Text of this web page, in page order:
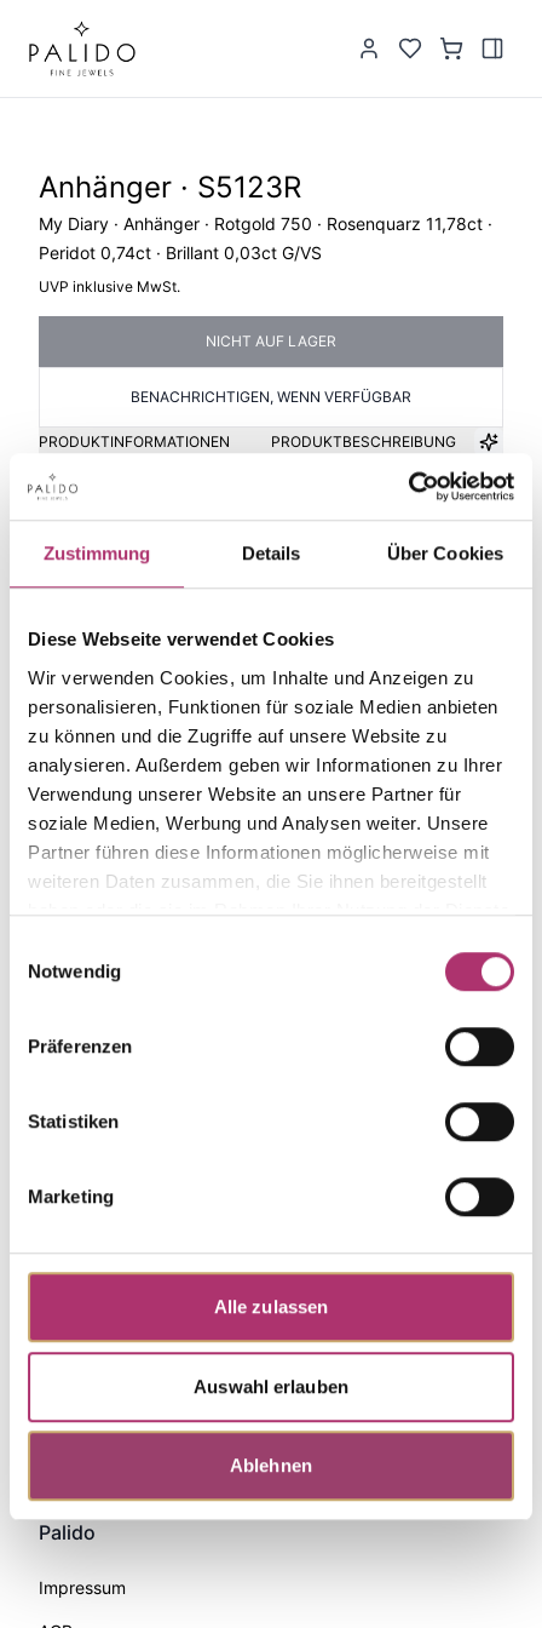
Zustimmung Details Über Cookies
Diese Webseite verwendet Cookies
Wir verwenden Cookies, um Inhalte und Anzeigen zu
personalisieren, Funktionen für soziale Medien anbieten
zu können und die Zugriffe auf unsere Website zu
analysieren. Außerdem geben wir Informationen zu Ihrer
Verwendung unserer Website an unsere Partner für
soziale Medien, Werbung und Analysen weiter. Unsere
Partner führen diese Informationen möglicherweise mit
weiteren Daten zusammen, die Sie ihnen bereitgestellt
haben oder die sie im Rahmen Ihrer Nutzung der Dienste
Notwendig
Präferenzen
Statistiken
Marketing
Alle zulassen
Auswahl erlauben
Ablehnen
Anhänger · S5123R
My Diary · Anhänger · Rotgold 750 · Rosenquarz 11,78ct ·
Peridot 0,74ct · Brillant 0,03ct G/VS
UVP inklusive MwSt.
NICHT AUF LAGER
BENACHRICHTIGEN, WENN VERFÜGBAR
PRODUKTINFORMATIONEN PRODUKTBESCHREIBUNG
Artikelgruppe
Anhänger
Material
Gewicht
Laufnummer
9010595691522
-
750
Rotgold
Steinfarbe
rosa
Steinart
Farbstein
Stein
Rosenqu.
Größe
Palido
Impressum